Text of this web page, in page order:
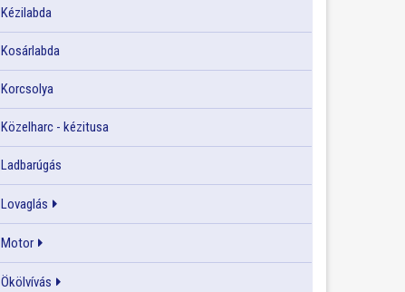
Kézilabda
Kosárlabda
Korcsolya
Közelharc - kézitusa
Ladbarúgás
Lovaglás
Motor
Ökölvívás